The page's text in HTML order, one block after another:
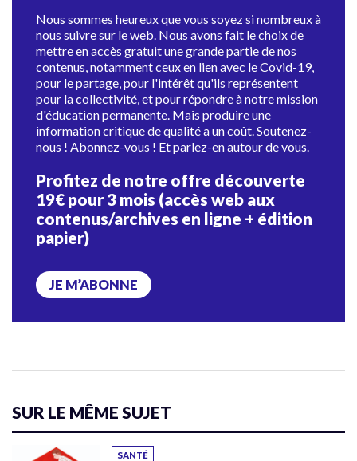
Nous sommes heureux que vous soyez si nombreux à
nous suivre sur le web. Nous avons fait le choix de
mettre en accès gratuit une grande partie de nos
contenus, notamment ceux en lien avec le Covid-19,
pour le partage, pour l'intérêt qu'ils représentent
pour la collectivité, et pour répondre à notre mission
d'éducation permanente. Mais produire une
information critique de qualité a un coût. Soutenez-
nous ! Abonnez-vous ! Et parlez-en autour de vous.
Profitez de notre offre découverte
19€ pour 3 mois (accès web aux
contenus/archives en ligne + édition
papier)
JE M’ABONNE
SUR LE MÊME SUJET
SANTÉ